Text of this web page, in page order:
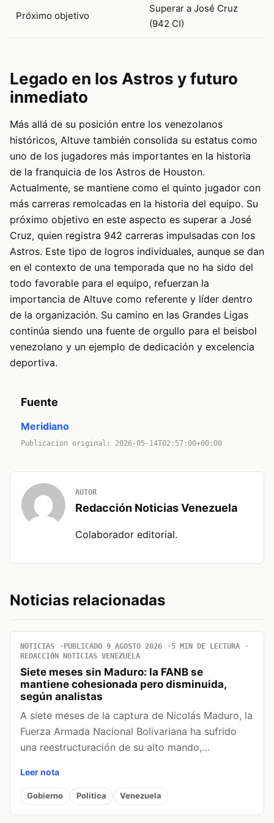
Próximo objetivo
Superar a José Cruz
(942 CI)
Legado en los Astros y futuro
inmediato
Más allá de su posición entre los venezolanos
históricos, Altuve también consolida su estatus como
uno de los jugadores más importantes en la historia
de la franquicia de los Astros de Houston.
Actualmente, se mantiene como el quinto jugador con
más carreras remolcadas en la historia del equipo. Su
próximo objetivo en este aspecto es superar a José
Cruz, quien registra 942 carreras impulsadas con los
Astros. Este tipo de logros individuales, aunque se dan
en el contexto de una temporada que no ha sido del
todo favorable para el equipo, refuerzan la
importancia de Altuve como referente y líder dentro
de la organización. Su camino en las Grandes Ligas
continúa siendo una fuente de orgullo para el beisbol
venezolano y un ejemplo de dedicación y excelencia
deportiva.
Fuente
Meridiano
Publicacion original: 2026-05-14T02:57:00+00:00
AUTOR
Redacción Noticias Venezuela
Colaborador editorial.
Noticias relacionadas
NOTICIAS PUBLICADO 9 AGOSTO 2026
5 MIN DE LECTURA
REDACCIÓN NOTICIAS VENEZUELA
Siete meses sin Maduro: la FANB se
mantiene cohesionada pero disminuida,
según analistas
A siete meses de la captura de Nicolás Maduro, la
Fuerza Armada Nacional Bolivariana ha sufrido
una reestructuración de su alto mando,…
Leer nota
Gobierno Politica Venezuela